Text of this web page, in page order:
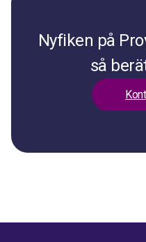
Nyfiken på
så